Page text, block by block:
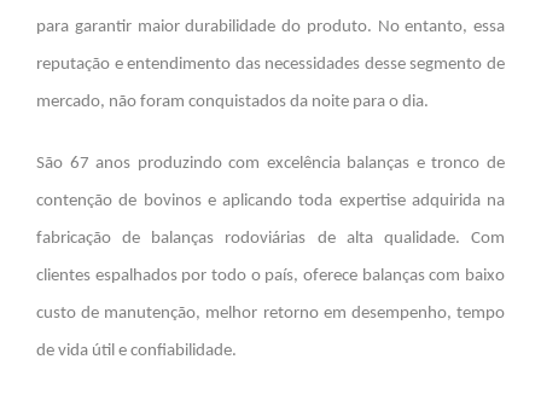
para garantir maior durabilidade do produto. No entanto, essa
reputação e entendimento das necessidades desse segmento de
mercado, não foram conquistados da noite para o dia.
São 67 anos produzindo com excelência balanças e tronco de
contenção de bovinos e aplicando toda expertise adquirida na
fabricação de balanças rodoviárias de alta qualidade. Com
clientes espalhados por todo o país, oferece balanças com baixo
custo de manutenção, melhor retorno em desempenho, tempo
de vida útil e confiabilidade.